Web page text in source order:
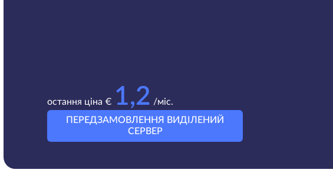
остання ціна € 1,2 /міс.
ПЕРЕДЗАМОВЛЕННЯ ВИДІЛЕНИЙ
СЕРВЕР